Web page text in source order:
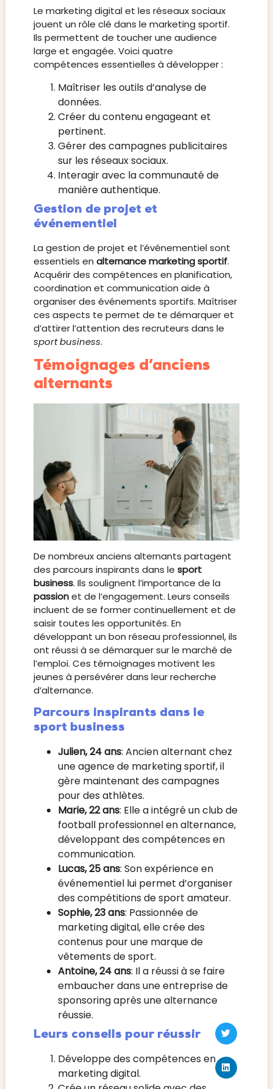
Le marketing digital et les réseaux sociaux
jouent un rôle clé dans le marketing sportif.
Ils permettent de toucher une audience
large et engagée. Voici quatre
compétences essentielles à développer :
Maîtriser les outils d’analyse de
données.
Créer du contenu engageant et
pertinent.
Gérer des campagnes publicitaires
sur les réseaux sociaux.
Interagir avec la communauté de
manière authentique.
Gestion de projet et
événementiel
La gestion de projet et l’événementiel sont
essentiels en alternance marketing sportif.
Acquérir des compétences en planification,
coordination et communication aide à
organiser des événements sportifs. Maîtriser
ces aspects te permet de te démarquer et
d’attirer l’attention des recruteurs dans le
sport business.
Témoignages d’anciens
alternants
De nombreux anciens alternants partagent
des parcours inspirants dans le sport
business. Ils soulignent l’importance de la
passionet de l’engagement. Leurs conseils
incluent de se former continuellement et de
saisir toutes les opportunités. En
développant un bon réseau professionnel, ils
ont réussi à se démarquer sur le marché de
l’emploi. Ces témoignages motivent les
jeunes à persévérer dans leur recherche
d’alternance.
Parcours inspirants dans le
sport business
Julien, 24 ans: Ancien alternant chez
une agence de marketing sportif, il
gère maintenant des campagnes
pour des athlètes.
Marie, 22 ans: Elle a intégré un club de
football professionnel en alternance,
développant des compétences en
communication.
Lucas, 25 ans: Son expérience en
événementiel lui permet d’organiser
des compétitions de sport amateur.
Sophie, 23 ans: Passionnée de
marketing digital, elle crée des
contenus pour une marque de
vêtements de sport.
Antoine, 24 ans: Il a réussi à se faire
embaucher dans une entreprise de
sponsoring après une alternance
réussie.
Leurs conseils pour réussir
Développe des compétences en
marketing digital.